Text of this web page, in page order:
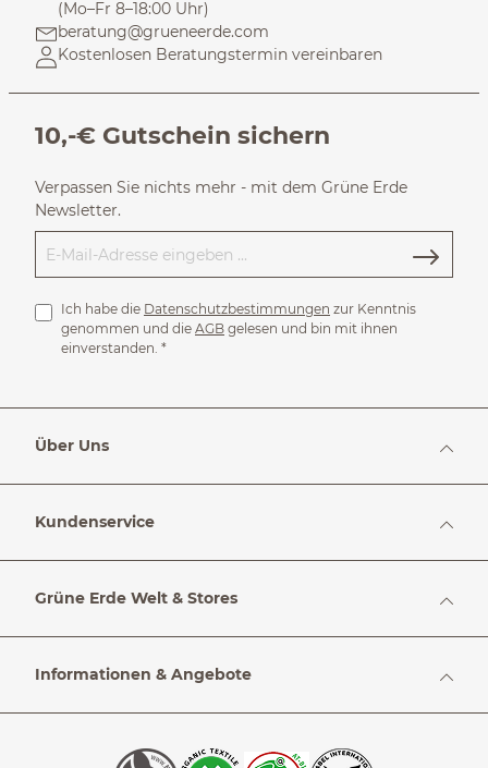
(Mo–Fr 8–18:00 Uhr)
beratung@grueneerde.com
Kostenlosen Beratungstermin vereinbaren
10,-€ Gutschein sichern
Verpassen Sie nichts mehr - mit dem Grüne Erde
Newsletter.
Ich habe die Datenschutzbestimmungen zur Kenntnis
genommen und die AGB gelesen und bin mit ihnen
einverstanden. *
Über Uns
Kundenservice
Grüne Erde Welt & Stores
Informationen & Angebote